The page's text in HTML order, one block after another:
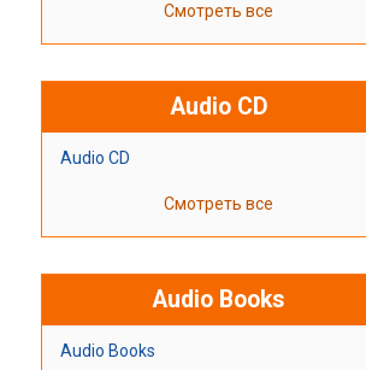
Смотреть все
Audio CD
Audio CD
Смотреть все
Audio Books
Audio Books